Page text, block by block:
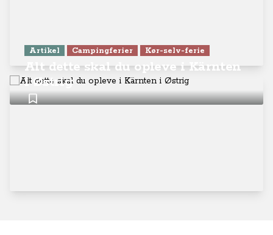
Artikel Campingferier Kør-selv-ferie
Alt dette skal du opleve i Kärnten
i Østrig